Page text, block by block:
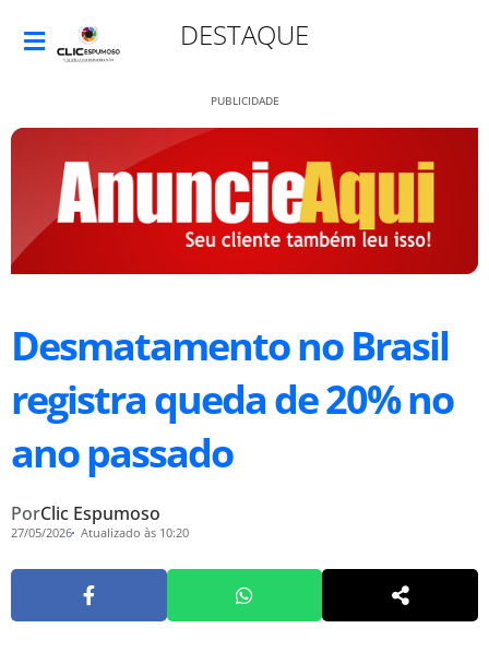
DESTAQUE
PUBLICIDADE
Desmatamento no Brasil
registra queda de 20% no
ano passado
PorClic Espumoso
27/05/2026 Atualizado às 10:20